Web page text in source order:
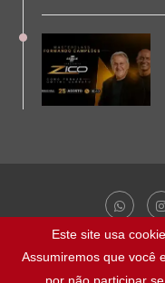
@ 2023 - Todos os
Este site usa
Assumiremos que você